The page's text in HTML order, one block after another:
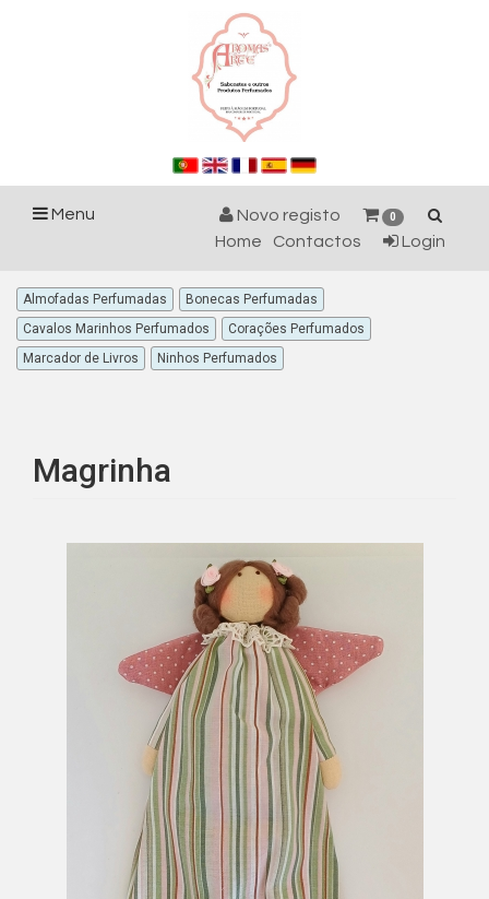
Menu 0
Novo registo
Login
Contactos
Home
Almofadas Perfumadas
Bonecas Perfumadas
Cavalos Marinhos Perfumados
Corações Perfumados
Marcador de Livros
Ninhos Perfumados
Magrinha